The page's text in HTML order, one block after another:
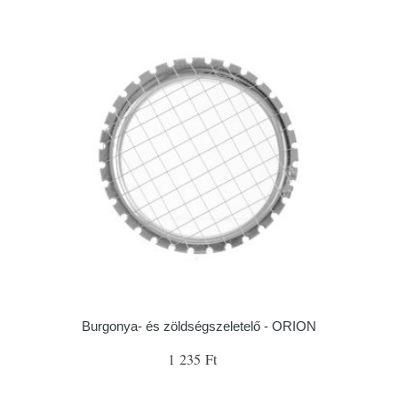
Burgonya- és zöldségszeletelő - ORION
1 235 Ft